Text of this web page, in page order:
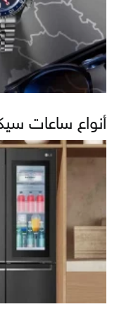
أنواع ساعات